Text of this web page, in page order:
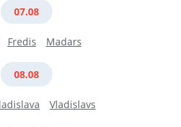
07.08
Fredis Madars
08.08
Vladislavs